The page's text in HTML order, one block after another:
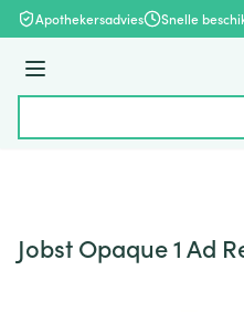
Ga naar de inhoud
Apothekersadvies Snelle
Menu
Jobst Opaque 1 Ad